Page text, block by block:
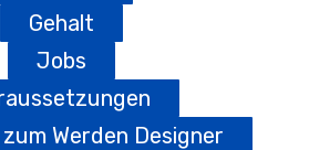
Gehalt
Jobs
Werden Designer